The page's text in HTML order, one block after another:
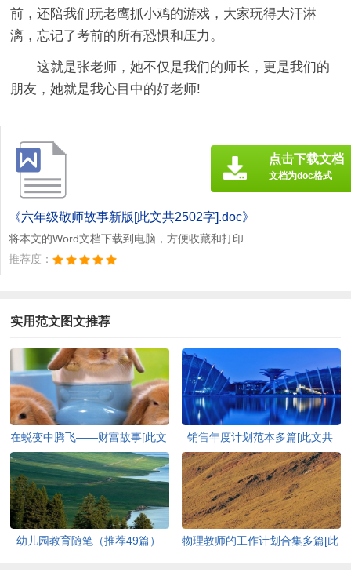
前，还陪我们玩老鹰抓小鸡的游戏，大家玩得大汗淋
漓，忘记了考前的所有恐惧和压力。
这就是张老师，她不仅是我们的师长，更是我们的
朋友，她就是我心目中的好老师!
《六年级敬师故事新版[此文共2502字].doc》
将本文的Word文档下载到电脑，方便收藏和打印
推荐度：
点击下载文档
文档为doc格式
实用范文图文推荐
在蜕变中腾飞——财富故事[此文
共3202字]
销售年度计划范本多篇[此文共
8958字]
幼儿园教育随笔（推荐49篇）
物理教师的工作计划合集多篇[此